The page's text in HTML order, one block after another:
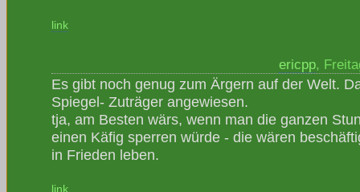
link
ericpp,
Es gibt noch genug zum Ärgern auf der Welt.
Spiegel- Zuträger angewiesen.
tja, am Besten wärs, wenn man die ganzen
einen Käfig sperren würde - die wären
in Frieden leben.
link